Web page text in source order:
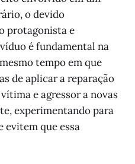
o devido
protagonista e
é fundamental na
tempo em que
de aplicar a reparação
e agressor a novas
experimentando para
que essa